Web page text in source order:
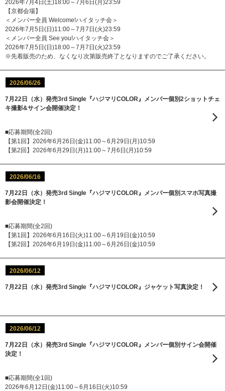
2026年7月4日(土)18:00～7月6日(月)23:59
【京都会場】
＜メンバー全員 Welcome!ハイタッチ会＞
2026年7月5日(日)11:00～7月7日(火)23:59
＜メンバー全員 See you!ハイタッチ会＞
2026年7月5日(日)18:00～7月7日(火)23:59
※先着販売のため、なくなり次第販売終了となりますのでご了承ください。
2026/06/26
7月22日（水）発売3rd Single『ハジマリCOLOR』メンバー個別2ショットチェ
キ撮影&サイン会開催決定！
■応募期間(全2回)
【第1回】2026年6月26日(金)11:00～6月29日(月)10:59
【第2回】2026年6月29日(月)11:00～7月6日(月)10:59
2026/06/16
7月22日（水）発売3rd Single『ハジマリCOLOR』メンバー個別スマホ写真撮
影会開催決定！
■応募期間(全2回)
【第1回】2026年6月16日(火)11:00～6月19日(金)10:59
【第2回】2026年6月19日(金)11:00～6月26日(金)10:59
2026/06/12
7月22日（水）発売3rd Single『ハジマリCOLOR』ジャケット写真決定！
2026/06/12
7月22日（水）発売3rd Single『ハジマリCOLOR』メンバー個別サイン会開催
決定！
■応募期間(全1回)
2026年6月12日(金)11:00～6月16日(火)10:59